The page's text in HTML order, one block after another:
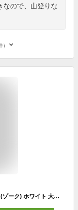
なので、山登りな
[リード工業] バイク用ハーフヘルメット ZORK (ゾーク) ホワイト 大きめフリー (60~62cm 未満) -